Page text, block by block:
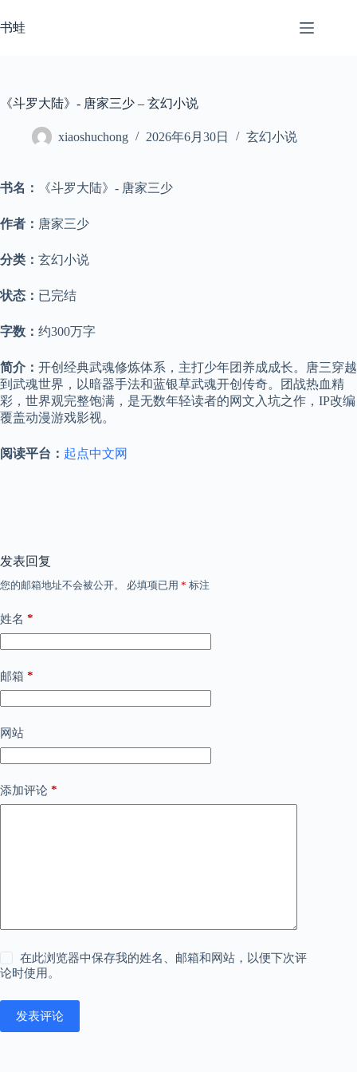
至
书蛙
《斗罗大陆》- 唐家三少 – 玄幻小说
xiaoshuchong 2026年6月30日 玄幻小说
书名： 《斗罗大陆》- 唐家三少
作者： 唐家三少
分类： 玄幻小说
状态： 已完结
字数： 约300万字
简介： 开创经典武魂修炼体系，主打少年团养成成长。唐三穿越
到武魂世界，以暗器手法和蓝银草武魂开创传奇。团战热血精
彩，世界观完整饱满，是无数年轻读者的网文入坑之作，IP改编
覆盖动漫游戏影视。
阅读平台： 起点中文网
发表回复
您的邮箱地址不会被公开。 必填项已用 * 标注
姓名 *
邮箱 *
网站
添加评论 *
在此浏览器中保存我的姓名、邮箱和网站，以便下次评
论时使用。
发表评论